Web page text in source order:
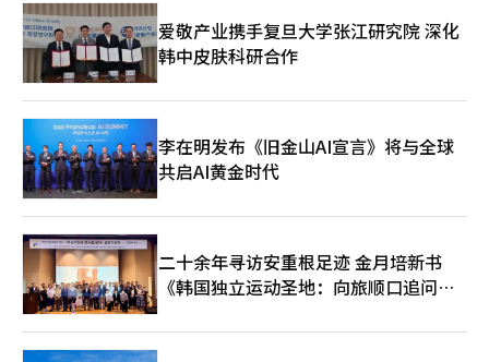
KOSDAQ和KONEX）较年初增长36.1%，30大集团在股市总市值
中的占比也从65%提升至66.9%，上升1.9个百分点。其中，人工
智能（AI）和军工产业相关企业的增长尤其引人瞩目。”
爱敬产业携手复旦大学张江研究院 深化
韩中皮肤科研合作
李在明发布《旧金山AI宣言》将与全球
共启AI黄金时代
二十余年寻访安重根足迹 金月培新书
《韩国独立运动圣地：向旅顺口追问历